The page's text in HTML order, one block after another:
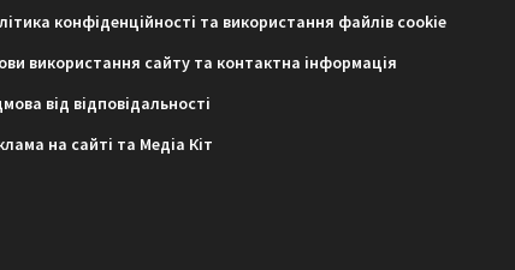
конфіденційності та використання файлів cookie
використання сайту та контактна інформація
від відповідальності
на сайті та Медіа Кіт